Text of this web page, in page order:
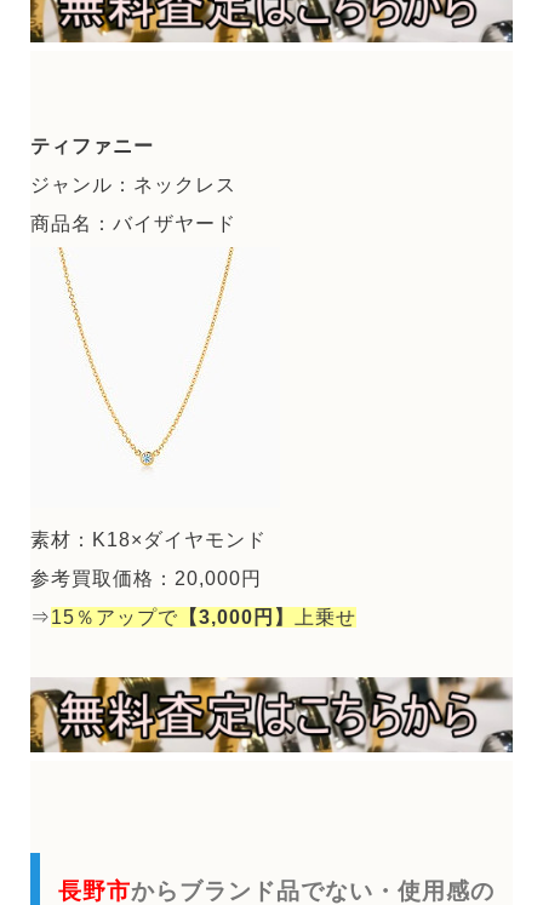
ティファニー
ジャンル：ネックレス
商品名：バイザヤード
素材：K18×ダイヤモンド
参考買取価格：20,000円
⇒15％アップで 【3,000円】 上乗せ
長野市からブランド品でない・使用感の